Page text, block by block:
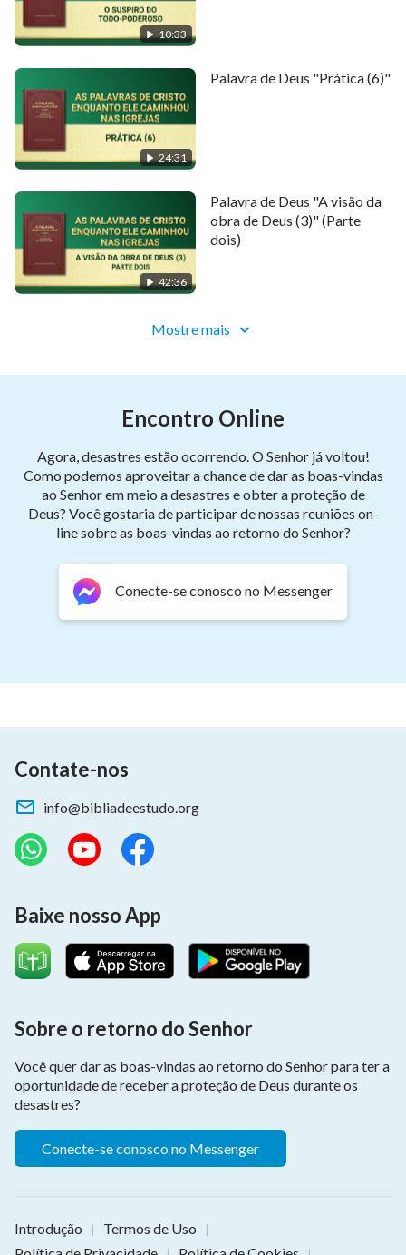
10:33
24:31
Palavra de Deus "Prática (6)"
42:36
Palavra de Deus "A visão da
obra de Deus (3)" (Parte
dois)
Mostre mais
Encontro Online
Agora, desastres estão ocorrendo. O Senhor já voltou!
Como podemos aproveitar a chance de dar as boas-vindas
ao Senhor em meio a desastres e obter a proteção de
Deus? Você gostaria de participar de nossas reuniões on-
line sobre as boas-vindas ao retorno do Senhor?
Conecte-se conosco no Messenger
Contate-nos
info@bibliadeestudo.org
Baixe nosso App
Sobre o retorno do Senhor
Você quer dar as boas-vindas ao retorno do Senhor para ter a
oportunidade de receber a proteção de Deus durante os
desastres?
Conecte-se conosco no Messenger
Introdução | Termos de Uso |